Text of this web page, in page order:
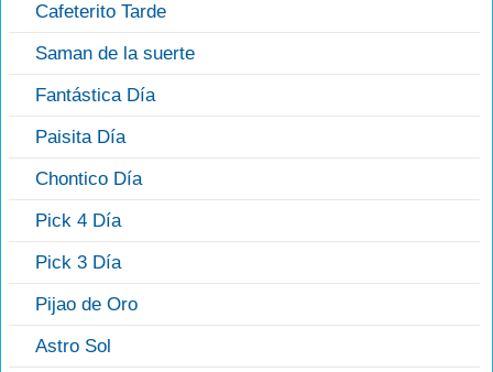
Cafeterito Tarde
Saman de la suerte
Fantástica Día
Paisita Día
Chontico Día
Pick 4 Día
Pick 3 Día
Pijao de Oro
Astro Sol